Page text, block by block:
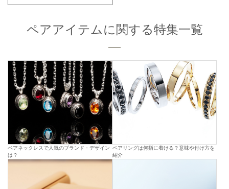
ペアアイテムに関する特集一覧
ペアネックレスで人気のブランド・デザイン
は？
ペアリングは何指に着ける？意味や付け方を
紹介